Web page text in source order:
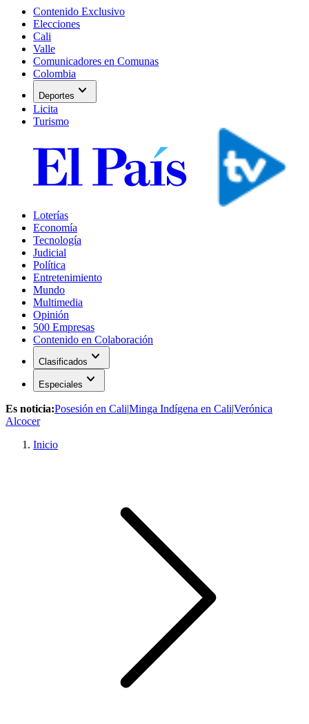
Contenido Exclusivo
Elecciones
Cali
Valle
Comunicadores en Comunas
Colombia
Deportes expand_more
Licita
Turismo
Loterías
Economía
Tecnología
Judicial
Política
Entretenimiento
Mundo
Multimedia
Opinión
500 Empresas
Contenido en Colaboración
Clasificados expand_more
Especiales expand_more
Es noticia:Posesión en Cali|Minga Indígena en Cali|Verónica
Alcocer
Inicio